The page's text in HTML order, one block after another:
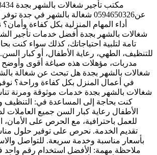
عن0594650326 شغالة بالشهر في
أداء المهام المنزلية بكل كفاءة
شغالات بالشهر بجدة أفضل خدمات تأجير
تامة لتلبية احتياجاتك، كذلك سواء كنت
للتنظيف، الطهي، رعاية الأطفال، أو كبار
مدربات، مؤهلات هذه صياغة أقوى وأوضح
شغالات بالشهر بجدة هل تبحث عن شغالة
في أعمال المنزل بكل كفاءة وراحة؟
شغالات بالشهر بجدة خدمات موثوقة ومرنة
كنت بحاجة إلى المساعدة في: التنظيف
الأطفال رعاية كبار السن جميع العاملات
للعمل باحترافية، مع الحرص على الأمان،
تقديم الخدمة. نحرص على توفير حلول
ملاحظة مهمة: الأفضل استخدام رقم واحد